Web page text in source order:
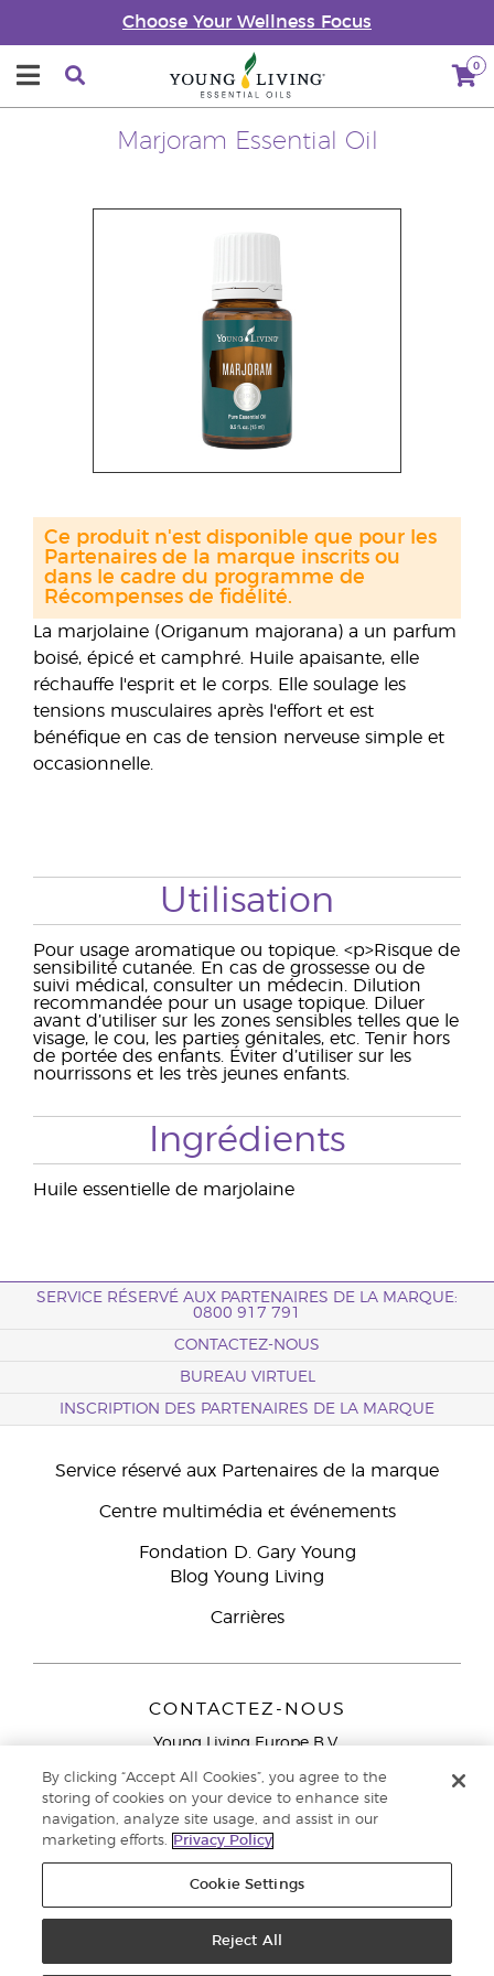
Choose Your Wellness Focus
0
Marjoram Essential Oil
La marjolaine (Origanum majorana) a un parfum
boisé, épicé et camphré. Huile apaisante, elle
réchauffe l'esprit et le corps. Elle soulage les
tensions musculaires après l'effort et est
bénéfique en cas de tension nerveuse simple et
occasionnelle.
Ce produit n'est disponible que pour les
Partenaires de la marque inscrits ou
dans le cadre du programme de
Récompenses de fidélité.
Utilisation
Pour usage aromatique ou topique. <p>Risque de
sensibilité cutanée. En cas de grossesse ou de
suivi médical, consulter un médecin. Dilution
recommandée pour un usage topique. Diluer
avant d’utiliser sur les zones sensibles telles que le
visage, le cou, les parties génitales, etc. Tenir hors
de portée des enfants. Éviter d’utiliser sur les
nourrissons et les très jeunes enfants.
Ingrédients
Huile essentielle de marjolaine
SERVICE RÉSERVÉ AUX PARTENAIRES DE LA MARQUE:
0800 917 791
CONTACTEZ-NOUS
BUREAU VIRTUEL
INSCRIPTION DES PARTENAIRES DE LA MARQUE
Service réservé aux Partenaires de la marque
Centre multimédia et événements
Fondation D. Gary Young
Blog Young Living
Carrières
CONTACTEZ-NOUS
Young Living Europe B.V.
9727 AJ Groningen
Service réservé aux Partenaires de la marque
791
Politique de confidentialité
By clicking “Accept All Cookies”, you agree to the
storing of cookies on your device to enhance site
navigation, analyze site usage, and assist in our
marketing efforts.
Privacy Policy
Cookie Settings
Reject All